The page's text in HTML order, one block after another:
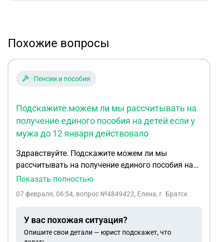
Похожие вопросы
Пенсии и пособия
Подскажите можем ли мы рассчитывать на
получение единого пособия на детей если у
мужа до 12 января действовало
Здравствуйте. Подскажите можем ли мы
рассчитывать на получение единого пособия на
детей если у мужа до 12 января действовало
находилась с ребенком в декрете до 3 лет, но при
22000. Ранее пособие одобрено до конца марта
2025. Спасибо за ответ.
Показать полностью
07 февраля, 06:54, вопрос №4849422, Елена, г. Братск
У вас похожая ситуация?
Опишите свои детали — юрист подскажет, что